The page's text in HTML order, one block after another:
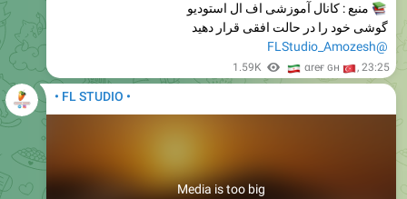
منبع : کانال آموزشی اف ال استودیو
گوشی خود را در حالت افقی قرار دهید
@FLStudio_Amozesh
1.59K αreғ ɢн , 23:25
• FL STUDIO •
Media is too big